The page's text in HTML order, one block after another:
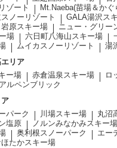
ゾート
Mt.Naeba(苗場＆かぐ
ノーリゾート GALA湯沢ス
岩原スキー場
ニュー・グリー
場
六日町八海山スキー場
ムイカスノーリゾート
湯
リア
ー場
赤倉温泉スキー場
ロ
ルペンブリック
パーク
川場スキー場 丸沼
塩原
ノルンみなかみスキー場
奥利根スノーパーク
エー
たかスキー場